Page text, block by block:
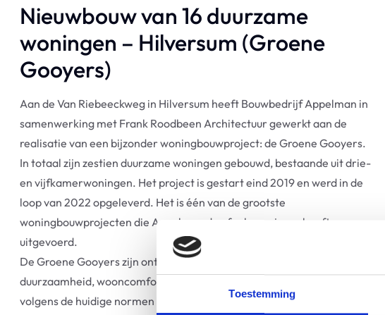
Toestemming
Nieuwbouw van 16 duurzame
woningen – Hilversum (Groene
Gooyers)
Aan de Van Riebeeckweg in Hilversum heeft Bouwbedrijf Appelman in
samenwerking met Frank Roodbeen Architectuur gewerkt aan de
realisatie van een bijzonder woningbouwproject: de Groene Gooyers.
In totaal zijn zestien duurzame woningen gebouwd, bestaande uit drie-
en vijfkamerwoningen. Het project is gestart eind 2019 en werd in de
loop van 2022 opgeleverd. Het is één van de grootste
woningbouwprojecten die Appelman de afgelopen jaren heeft
uitgevoerd.
De Groene Gooyers zijn ontworpen met een sterke focus op
duurzaamheid, wooncomfort en uitstraling. De woningen zijn gebouwd
volgens de huidige normen en eisen, met aandacht voor een